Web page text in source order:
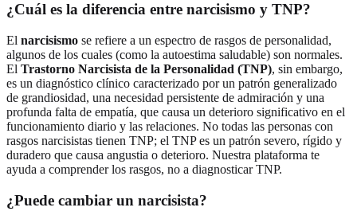
¿Cuál es la diferencia entre narcisismo y TNP?
El narcisismo se refiere a un espectro de rasgos de personalidad,
algunos de los cuales (como la autoestima saludable) son normales.
El Trastorno Narcisista de la Personalidad (TNP), sin embargo,
es un diagnóstico clínico caracterizado por un patrón generalizado
de grandiosidad, una necesidad persistente de admiración y una
profunda falta de empatía, que causa un deterioro significativo en el
funcionamiento diario y las relaciones. No todas las personas con
rasgos narcisistas tienen TNP; el TNP es un patrón severo, rígido y
duradero que causa angustia o deterioro. Nuestra plataforma te
ayuda a comprender los rasgos, no a diagnosticar TNP.
¿Puede cambiar un narcisista?